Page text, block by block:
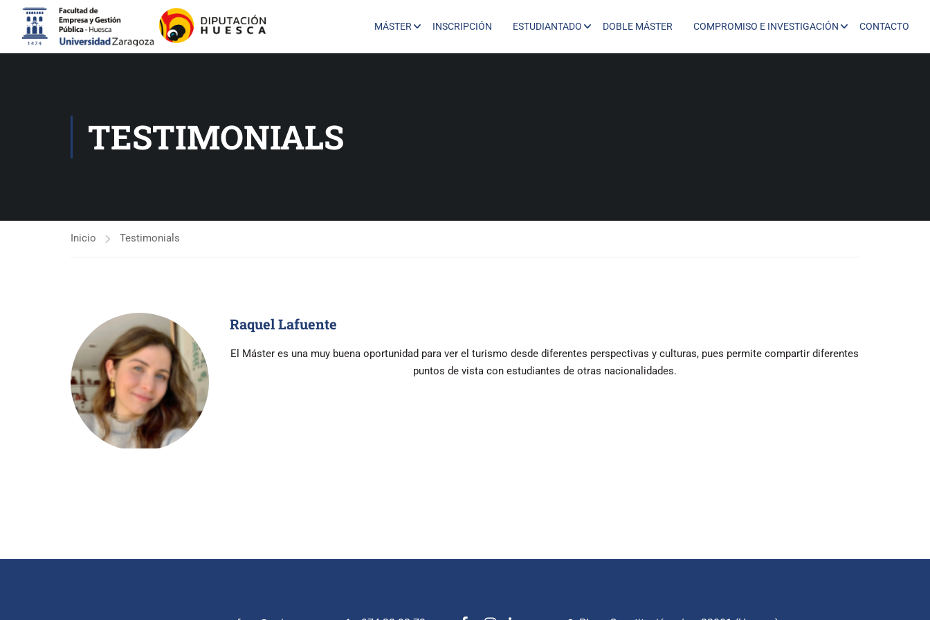
MÁSTER INSCRIPCIÓN ESTUDIANTADO DOBLE MÁSTER COMPROMISO E INVESTIGACIÓN CONTACTO
TESTIMONIALS
Inicio Testimonials
Raquel Lafuente
El Máster es una muy buena oportunidad para ver el turismo desde diferentes perspectivas y culturas, pues permite compartir diferentes
puntos de vista con estudiantes de otras nacionalidades.